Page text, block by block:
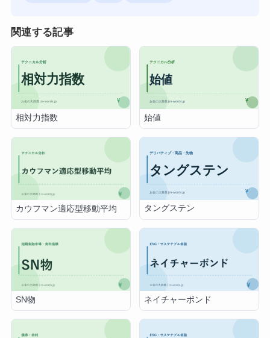
関連する記事
相対力指数 始値
カウフマン適応型移動平均 タングステン
SN物 ネイチャーボンド